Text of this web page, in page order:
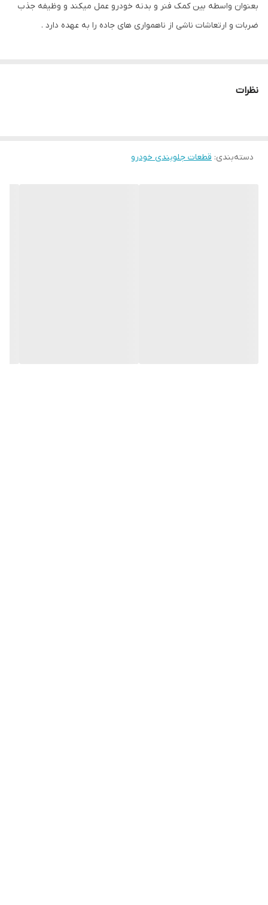
بعنوان واسطه بین کمک فنر و بدنه خودرو عمل میکند و وظیفه جذب
ضربات و ارتعاشات ناشی از ناهمواری های جاده را به عهده دارد .
نظرات
دسته‌بندی: قطعات جلوبندی خودرو